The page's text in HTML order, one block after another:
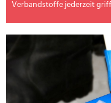
Verbandstoffe jederzeit